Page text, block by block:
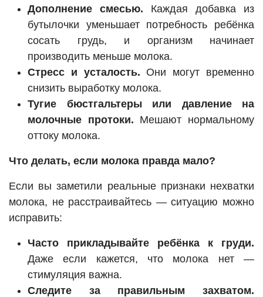
Дополнение смесью. Каждая добавка из
бутылочки уменьшает потребность ребёнка
сосать грудь, и организм начинает
производить меньше молока.
Стресс и усталость. Они могут временно
снизить выработку молока.
Тугие бюстгальтеры или давление на
молочные протоки. Мешают нормальному
оттоку молока.
Что делать, если молока правда мало?
Если вы заметили реальные признаки нехватки
молока, не расстраивайтесь — ситуацию можно
исправить:
Часто прикладывайте ребёнка к груди.
Даже если кажется, что молока нет —
стимуляция важна.
Следите за правильным захватом.